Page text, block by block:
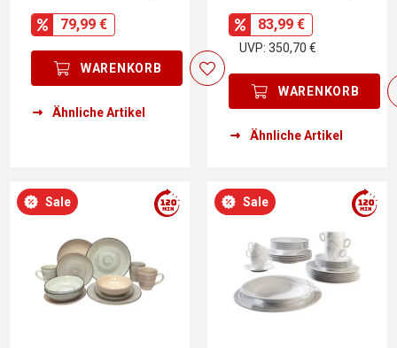
SENDAI
79,99 €
WARENKORB
Ähnliche Artikel
RONDO
83,99 €
UVP: 350,70 €
WARENKORB
Ähnliche Artikel
Sale Sale